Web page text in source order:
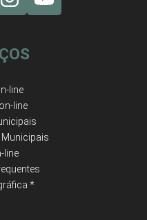
line
line
line
*